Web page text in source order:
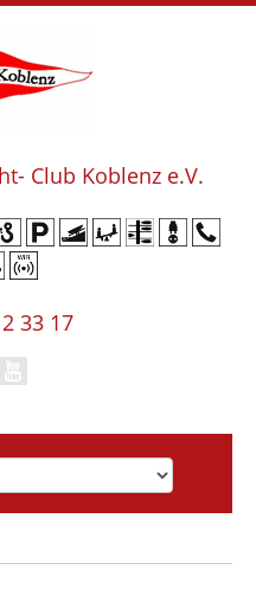
Club Koblenz e.V.
33 17